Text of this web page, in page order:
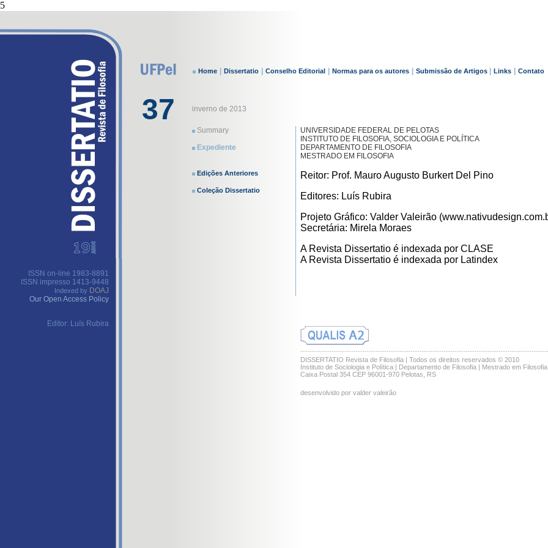
5
ISSN on-line 1983-8891
ISSN impresso 1413-9448
Indexed by DOAJ
Our Open Access Policy
Editor: Luís Rubira
Home Dissertatio Conselho Editorial Normas para os autores Submissão de Artigos Links Contato
37 inverno de 2013
Summary
Expediente
Edições Anteriores
Coleção Dissertatio
UNIVERSIDADE FEDERAL DE PELOTAS
INSTITUTO DE FILOSOFIA, SOCIOLOGIA E POLÍTICA
DEPARTAMENTO DE FILOSOFIA
MESTRADO EM FILOSOFIA
Reitor: Prof. Mauro Augusto Burkert Del Pino
Editores: Luís Rubira
Projeto Gráfico: Valder Valeirão
Secretária: Mirela Moraes
A Revista Dissertatio é indexada por CLASE
A Revista Dissertatio é indexada por Latindex
DISSERTATIO Revista de Filosofia | Todos os direitos reservados © 2010
Instituto de Sociologia e Política | Departamento de Filosofia | Mestrado em Filosofia
Caixa Postal 354 CEP 96001-970 Pelotas, RS
desenvolvido por valder valeirão